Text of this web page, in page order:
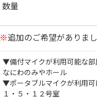
数量
※追加のご希望がありま
▼備付マイクが利用可能な部
なにわのみやホール
▼ポータブルマイクが利用可
１・５・１２号室